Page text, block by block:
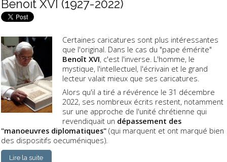
Benoit XVI (1927-2022)
Certaines caricatures sont plus intéressantes
que l'original. Dans le cas du "pape émérite"
Benoît XVI, c'est l'inverse. L'homme, le
mystique, l'intellectuel, l'écrivain et le grand
lecteur valait mieux que ses caricatures.
Alors qu'il a tiré a révérence le 31 décembre
2022, ses nombreux écrits restent, notamment
sur une approche de l'unité chrétienne qui
revendiquait un dépassement des
"manoeuvres diplomatiques" (qui marquent et ont marqué bien
des dispositifs oecuméniques).
Lire la suite